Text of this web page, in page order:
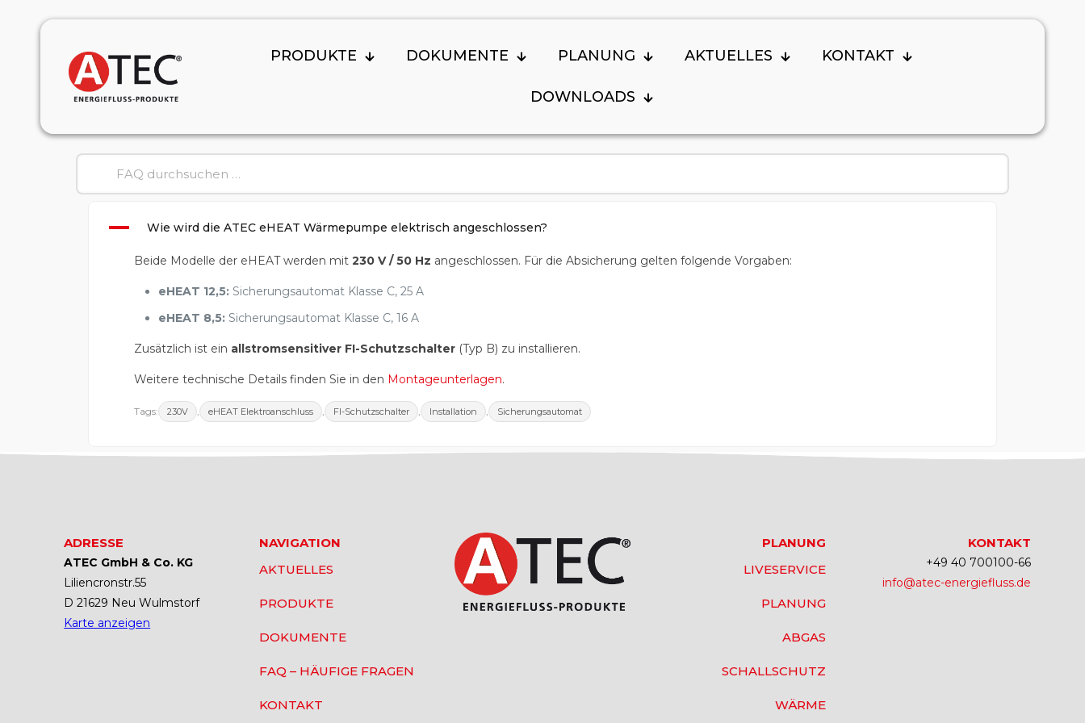
PRODUKTE DOKUMENTE PLANUNG AKTUELLES KONTAKT
DOWNLOADS
A Wie wird die ATEC eHEAT Wärmepumpe elektrisch angeschlossen?
Beide Modelle der eHEAT werden mit 230 V / 50 Hz angeschlossen. Für die Absicherung gelten folgende Vorgaben:
eHEAT 12,5:Sicherungsautomat Klasse C, 25 A
eHEAT 8,5:Sicherungsautomat Klasse C, 16 A
Zusätzlich ist ein allstromsensitiver FI-Schutzschalter(Typ B) zu installieren.
Weitere technische Details finden Sie in den Montageunterlagen.
Tags: 230V , eHEAT Elektroanschluss , FI-Schutzschalter , Installation , Sicherungsautomat
ADRESSE
ATEC GmbH & Co. KG
Liliencronstr.55
D 21629 Neu Wulmstorf
Karte anzeigen
NAVIGATION
AKTUELLES
PRODUKTE
DOKUMENTE
FAQ – HÄUFIGE FRAGEN
KONTAKT
PLANUNG
LIVESERVICE
PLANUNG
ABGAS
SCHALLSCHUTZ
WÄRME
KONTAKT
+49 40 700100-66
info@atec-energiefluss.de